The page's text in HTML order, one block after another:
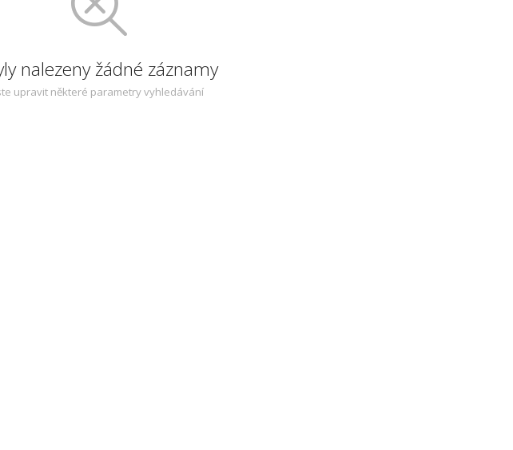
nalezeny žádné záznamy
upravit některé parametry vyhledávání